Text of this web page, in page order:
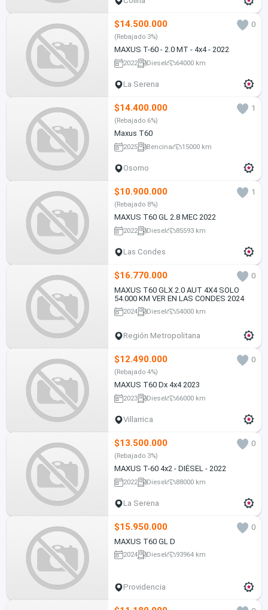
$14.500.000 0
(Rebajado 3%)
MAXUS T-60 - 2.0 MT - 4x4 - 2022
2022 Diesel 64000 km
La Serena
$14.400.000 1
(Rebajado 6%)
Maxus T60
2025 Bencina 15000 km
Osorno
$10.900.000 1
(Rebajado 8%)
MAXUS T60 GL 2.8 MEC 2022
2022 Diesel 85593 km
Las Condes
$16.770.000
0
MAXUS T60 GLX 2.0 AUT 4X4 SOLO
54.000 KM VER EN LAS CONDES 2024
2024 Diesel 54000 km
Región Metropolitana
$12.490.000 0
(Rebajado 4%)
MAXUS T60 Dx 4x4 2023
2023 Diesel 66000 km
Villarrica
$13.500.000 0
(Rebajado 3%)
MAXUS T-60 4x2 - DIÉSEL - 2022
2022 Diesel 88000 km
La Serena
$15.950.000
0
MAXUS T60 GL D
2024 Diesel 93964 km
Providencia